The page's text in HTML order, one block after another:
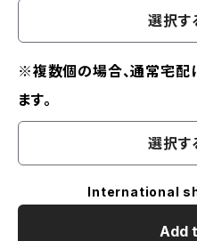
選択す
※複数個の場合、通常宅配
ます。
選択す
International
Add